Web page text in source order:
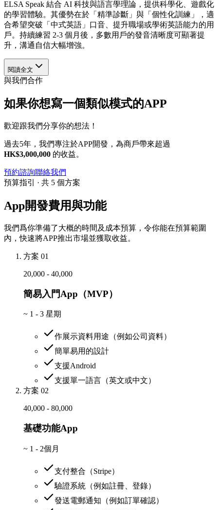
ELSA Speak 結合 AI 科技與語言學理論，提供科學化、遊戲化
的學習體驗。其優勢在於「精準診斷」與「個性化訓練」，適
合希望突破「中式英語」口音、提升職場或學術英語能力的用
戶。持續練習 2-3 個月後，多數用戶的發音清晰度可顯著提
升，溝通自信大幅增強。
閱讀全文
與我們合作
如果你想寫一個類似模式的APP
歡迎跟我們分享你的想法！
過去5年，我們專注於APP開發，為商戶帶來超過
HK$3,000,000 的收益。
預約諮詢聯絡我們
預算指引 · 共 5 個方案
App開發費用與功能
我們爲你準備了大概的時間及成本預算，令你能在預算範圍
內，快速將APP推出市場並獲取收益。
方案 01
20,000 - 40,000
簡易入門App（MVP）
~ 1 - 3 星期
作展示資料用途（例如公司資料）
簡單易用的設計
支援Android
支援單一語言（英文或中文）
方案 02
40,000 - 80,000
基礎功能App
~ 1 - 2個月
支付整合（Stripe）
驗證系統（例如註冊、登錄）
發送電郵通知（例如訂單確認）